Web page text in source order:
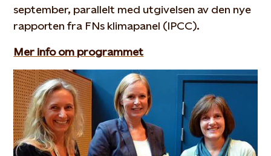
september, parallelt med utgivelsen av den nye
rapporten fra FNs klimapanel (IPCC).
Mer info om programmet